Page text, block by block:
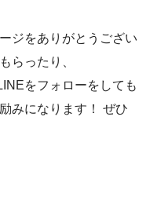
ジをありがとうござい
らったり、
をフォローをしても
みになります！ ぜひ